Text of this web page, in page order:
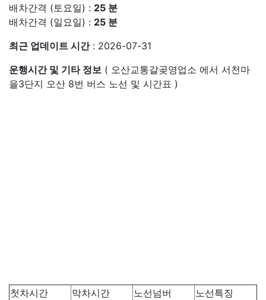
배차간격 (토요일) : 25 분
배차간격 (일요일) : 25 분
최근 업데이트 시간: 2026-07-31
운행시간 및 기타 정보 ( 오산교통갈곶영업소 에서 서천마
을3단지 오산 8번 버스 노선 및 시간표 )
첫차시간 막차시간 노선넘버
노선특징